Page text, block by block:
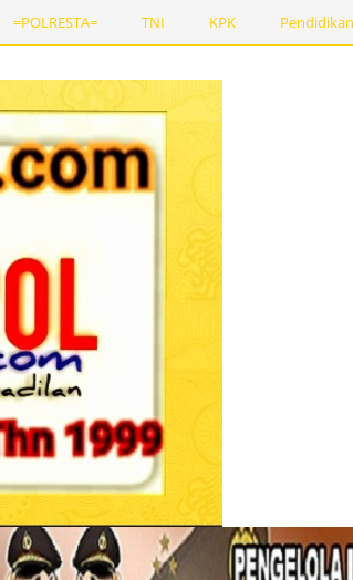
=POLRESTA= TNI KPK Pendidikan